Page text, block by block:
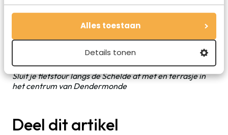
Alles toestaan
Details tonen
Sluit je fietstour langs de Schelde af met en terrasje in
het centrum van Dendermonde
Deel dit artikel